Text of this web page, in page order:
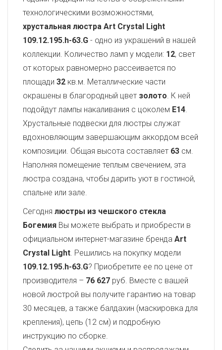
технологическими возможностями,
хрустальная люстра Art Crystal Light
109.12.195.h-63.G - одно из украшений в нашей
коллекции. Количество ламп у модели: 12, свет
от которых равномерно рассеивается по
площади 32 кв.м. Металлические части
окрашены в благородный цвет золото. К ней
подойдут лампы накаливания с цоколем E14.
Хрустальные подвески для люстры служат
вдохновляющим завершающим аккордом всей
композиции. Общая высота составляет 63 см.
Наполняя помещение теплым свечением, эта
люстра создана, чтобы дарить уют в гостиной,
спальне или зале.
Сегодня люстры из чешского стекла
Богемия Вы можете выбрать и приобрести в
официальном интернет-магазине бренда Art
Crystal Light. Решились на покупку модели
109.12.195.h-63.G? Приобретите ее по цене от
производителя – 76 627 руб. Вместе с вашей
новой люстрой вы получите гарантию на товар
30 месяцев, а также балдахин (маскировка для
крепления), цепь (12 см) и подробную
инструкцию по сборке.